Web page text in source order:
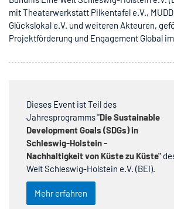
mit Theaterwerkstatt Pilkentafel e.V.,
Glückslokal e.V. und weiteren Akteuren,
Projektförderung und Engagement Global
Dieses Event ist Teil des
Jahresprogramms "Die Sustainable
Development Goals (SDGs) in
Schleswig-Holstein -
Nachhaltigkeit von Küste zu Küste"
Welt Schleswig-Holstein e.V. (BEI).
Mehr erfahren